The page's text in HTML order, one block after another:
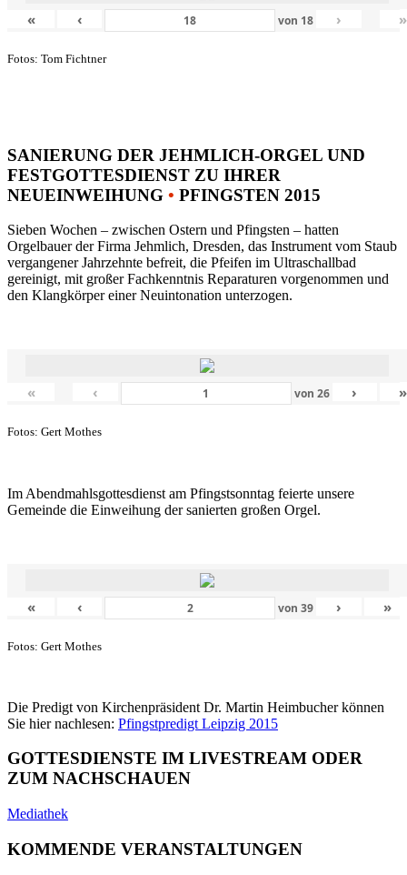
« ‹ von 18 › »
Fotos: Tom Fichtner
SANIERUNG DER JEHMLICH-ORGEL UND
FESTGOTTESDIENST ZU IHRER
NEUEINWEIHUNG • PFINGSTEN 2015
Sieben Wochen – zwischen Ostern und Pfingsten – hatten
Orgelbauer der Firma Jehmlich, Dresden, das Instrument vom Staub
vergangener Jahrzehnte befreit, die Pfeifen im Ultraschallbad
gereinigt, mit großer Fachkenntnis Reparaturen vorgenommen und
den Klangkörper einer Neuintonation unterzogen.
« ‹ von 26 › »
Fotos: Gert Mothes
Im Abendmahlsgottesdienst am Pfingstsonntag feierte unsere
Gemeinde die Einweihung der sanierten großen Orgel.
« ‹ von39 › »
Fotos: Gert Mothes
Die Predigt von Kirchenpräsident Dr. Martin Heimbucher können
Sie hier nachlesen: Pfingstpredigt Leipzig 2015
GOTTESDIENSTE IM LIVESTREAM ODER
ZUM NACHSCHAUEN
Mediathek
KOMMENDE VERANSTALTUNGEN